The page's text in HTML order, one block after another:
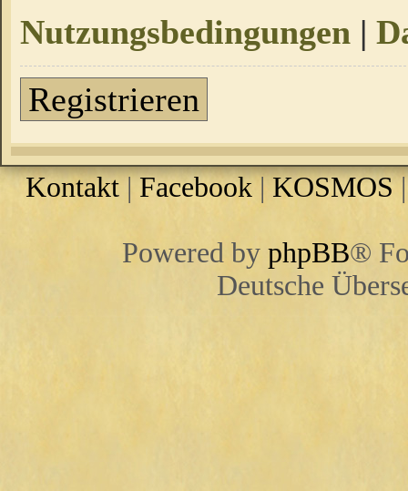
Nutzungsbedingungen |
Registrieren
Kontakt | Facebook |KOSMOS
Powered by phpBB®
Deutsche